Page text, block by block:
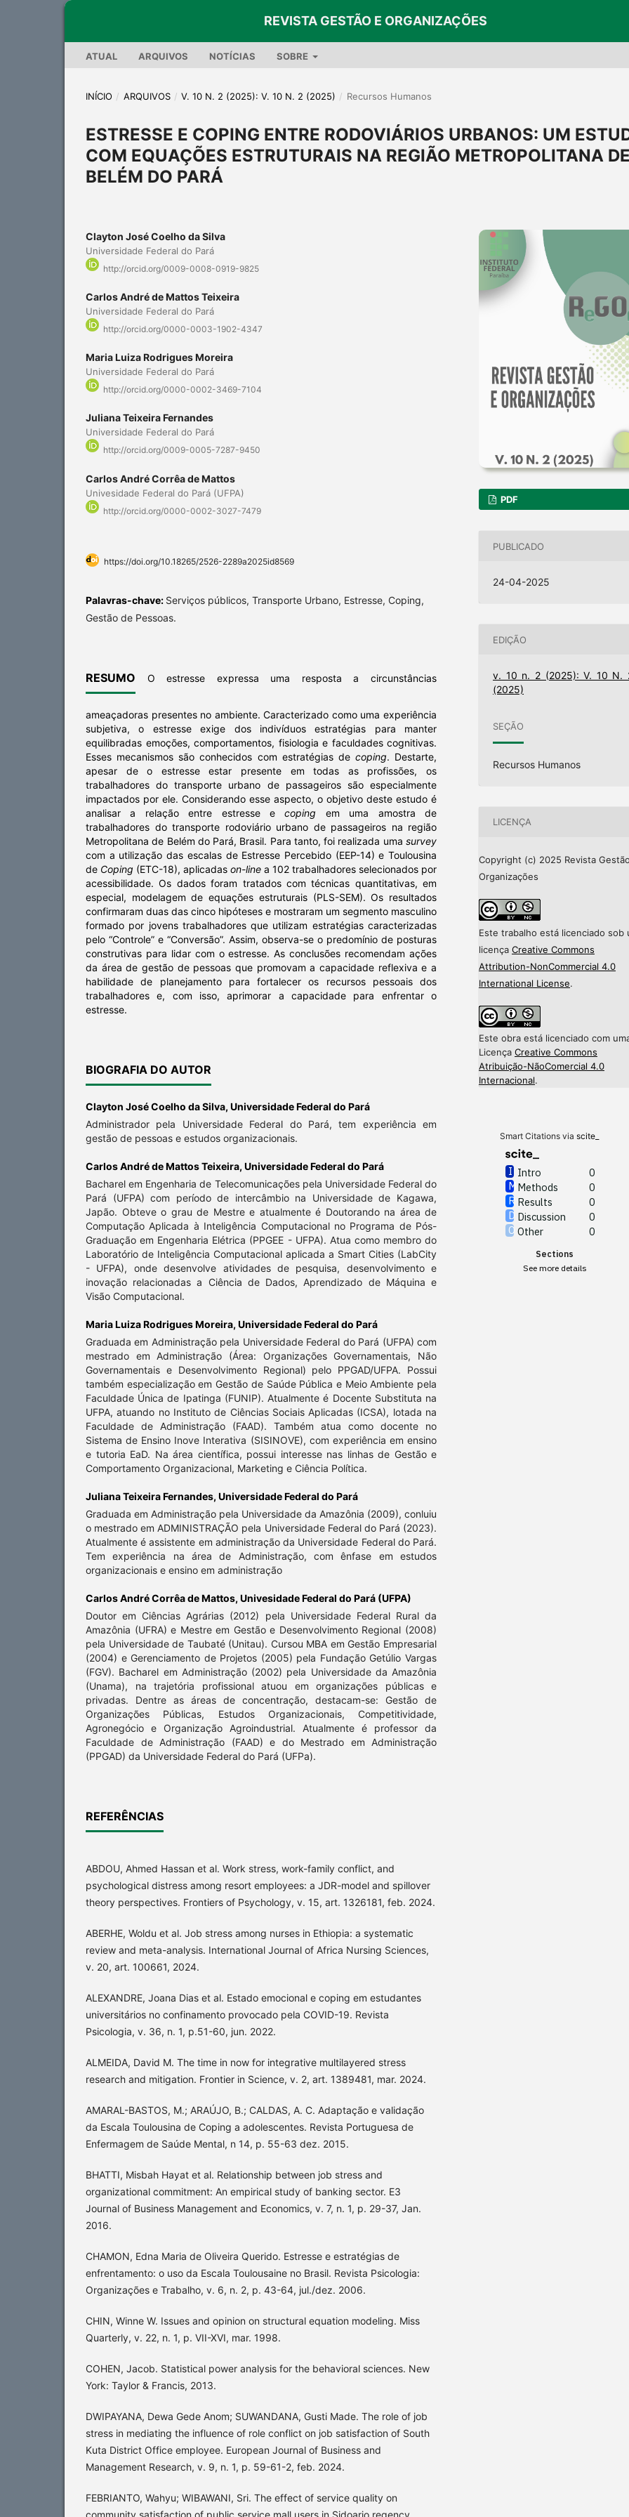
REVISTA GESTÃO E ORGANIZAÇÕES
ATUAL ARQUIVOS NOTÍCIAS SOBRE
INÍCIO / ARQUIVOS / V. 10 N. 2 (2025): V. 10 N. 2 (2025) / Recursos Humanos
ESTRESSE E COPING ENTRE RODOVIÁRIOS URBANOS: UM
COM EQUAÇÕES ESTRUTURAIS NA REGIÃO METROPOLITANA DE
BELÉM DO PARÁ
Clayton José Coelho da Silva
Universidade Federal do Pará
http://orcid.org/0009-0008-0919-9825
Carlos André de Mattos Teixeira
Universidade Federal do Pará
http://orcid.org/0000-0003-1902-4347
Maria Luiza Rodrigues Moreira
Universidade Federal do Pará
http://orcid.org/0000-0002-3469-7104
Juliana Teixeira Fernandes
Universidade Federal do Pará
http://orcid.org/0009-0005-7287-9450
Carlos André Corrêa de Mattos
Univesidade Federal do Pará (UFPA)
http://orcid.org/0000-0002-3027-7479
https://doi.org/10.18265/2526-2289a2025id8569
Palavras-chave: Serviços públicos, Transporte Urbano, Estresse, Coping,
Gestão de Pessoas.
RESUMO O estresse expressa uma resposta a circunstâncias
ameaçadoras presentes no ambiente. Caracterizado como uma experiência
subjetiva, o estresse exige dos indivíduos estratégias para manter
equilibradas emoções, comportamentos, fisiologia e faculdades cognitivas.
Esses mecanismos são conhecidos com estratégias de coping. Destarte,
apesar de o estresse estar presente em todas as profissões, os
trabalhadores do transporte urbano de passageiros são especialmente
impactados por ele. Considerando esse aspecto, o objetivo deste estudo é
analisar a relação entre estresse ecoping em uma amostra de
trabalhadores do transporte rodoviário urbano de passageiros na região
Metropolitana de Belém do Pará, Brasil. Para tanto, foi realizada uma survey
com a utilização das escalas de Estresse Percebido (EEP-14) e Toulousina
de Coping (ETC-18), aplicadas on-line a 102 trabalhadores selecionados por
acessibilidade. Os dados foram tratados com técnicas quantitativas, em
especial, modelagem de equações estruturais (PLS-SEM). Os resultados
confirmaram duas das cinco hipóteses e mostraram um segmento masculino
formado por jovens trabalhadores que utilizam estratégias caracterizadas
pelo “Controle” e “Conversão”. Assim, observa-se o predomínio de posturas
construtivas para lidar com o estresse. As conclusões recomendam ações
da área de gestão de pessoas que promovam a capacidade reflexiva e a
habilidade de planejamento para fortalecer os recursos pessoais dos
trabalhadores e, com isso, aprimorar a capacidade para enfrentar o
estresse.
BIOGRAFIA DO AUTOR
Clayton José Coelho da Silva, Universidade Federal do Pará
Administrador pela Universidade Federal do Pará, tem experiência em
gestão de pessoas e estudos organizacionais.
Carlos André de Mattos Teixeira, Universidade Federal do Pará
Bacharel em Engenharia de Telecomunicações pela Universidade Federal do
Pará (UFPA) com período de intercâmbio na Universidade de Kagawa,
Japão. Obteve o grau de Mestre e atualmente é Doutorando na área de
Computação Aplicada à Inteligência Computacional no Programa de Pós-
Graduação em Engenharia Elétrica (PPGEE - UFPA). Atua como membro do
Laboratório de Inteligência Computacional aplicada a Smart Cities (LabCity
- UFPA), onde desenvolve atividades de pesquisa, desenvolvimento e
inovação relacionadas a Ciência de Dados, Aprendizado de Máquina e
Visão Computacional.
Maria Luiza Rodrigues Moreira, Universidade Federal do Pará
Graduada em Administração pela Universidade Federal do Pará (UFPA) com
mestrado em Administração (Área: Organizações Governamentais, Não
Governamentais e Desenvolvimento Regional) pelo PPGAD/UFPA. Possui
também especialização em Gestão de Saúde Pública e Meio Ambiente pela
Faculdade Única de Ipatinga (FUNIP). Atualmente é Docente Substituta na
UFPA, atuando no Instituto de Ciências Sociais Aplicadas (ICSA), lotada na
Faculdade de Administração (FAAD). Também atua como docente no
Sistema de Ensino Inove Interativa (SISINOVE), com experiência em ensino
e tutoria EaD. Na área científica, possui interesse nas linhas de Gestão e
Comportamento Organizacional, Marketing e Ciência Política.
Juliana Teixeira Fernandes, Universidade Federal do Pará
Graduada em Administração pela Universidade da Amazônia (2009), conluiu
o mestrado em ADMINISTRAÇÃO pela Universidade Federal do Pará (2023).
Atualmente é assistente em administração da Universidade Federal do Pará.
Tem experiência na área de Administração, com ênfase em estudos
organizacionais e ensino em administração
Carlos André Corrêa de Mattos, Univesidade Federal do Pará (UFPA)
Doutor em Ciências Agrárias (2012) pela Universidade Federal Rural da
Amazônia (UFRA) e Mestre em Gestão e Desenvolvimento Regional (2008)
pela Universidade de Taubaté (Unitau). Cursou MBA em Gestão Empresarial
(2004) e Gerenciamento de Projetos (2005) pela Fundação Getúlio Vargas
(FGV). Bacharel em Administração (2002) pela Universidade da Amazônia
(Unama), na trajetória profissional atuou em organizações públicas e
privadas. Dentre as áreas de concentração, destacam-se: Gestão de
Organizações Públicas, Estudos Organizacionais, Competitividade,
Agronegócio e Organização Agroindustrial. Atualmente é professor da
Faculdade de Administração (FAAD) e do Mestrado em Administração
(PPGAD) da Universidade Federal do Pará (UFPa).
REFERÊNCIAS
ABDOU, Ahmed Hassan et al. Work stress, work-family conflict, and
psychological distress among resort employees: a JDR-model and spillover
theory perspectives. Frontiers of Psychology, v. 15, art. 1326181, feb. 2024.
ABERHE, Woldu et al. Job stress among nurses in Ethiopia: a systematic
review and meta-analysis. International Journal of Africa Nursing Sciences,
v. 20, art. 100661, 2024.
ALEXANDRE, Joana Dias et al. Estado emocional e coping em estudantes
universitários no confinamento provocado pela COVID-19. Revista
Psicologia, v. 36, n. 1, p.51-60, jun. 2022.
ALMEIDA, David M. The time in now for integrative multilayered stress
research and mitigation. Frontier in Science, v. 2, art. 1389481, mar. 2024.
AMARAL-BASTOS, M.; ARAÚJO, B.; CALDAS, A. C. Adaptação e validação
da Escala Toulousina de Coping a adolescentes. Revista Portuguesa de
Enfermagem de Saúde Mental, n 14, p. 55-63 dez. 2015.
BHATTI, Misbah Hayat et al. Relationship between job stress and
organizational commitment: An empirical study of banking sector. E3
Journal of Business Management and Economics, v. 7, n. 1, p. 29-37, Jan.
2016.
CHAMON, Edna Maria de Oliveira Querido. Estresse e estratégias de
enfrentamento: o uso da Escala Toulousaine no Brasil. Revista Psicologia:
Organizações e Trabalho, v. 6, n. 2, p. 43-64, jul./dez. 2006.
CHIN, Winne W. Issues and opinion on structural equation modeling. Miss
Quarterly, v. 22, n. 1, p. VII-XVI, mar. 1998.
COHEN, Jacob. Statistical power analysis for the behavioral sciences. New
York: Taylor & Francis, 2013.
DWIPAYANA, Dewa Gede Anom; SUWANDANA, Gusti Made. The role of job
stress in mediating the influence of role conflict on job satisfaction of South
Kuta District Office employee. European Journal of Business and
Management Research, v. 9, n. 1, p. 59-61-2, feb. 2024.
FEBRIANTO, Wahyu; WIBAWANI, Sri. The effect of service quality on
community satisfaction of public service mall users in Sidoarjo regency.
PDF
PUBLICADO
24-04-2025
EDIÇÃO
v. 10 n. 2 (2025): V. 10 N.
(2025)
SEÇÃO
Recursos Humanos
LICENÇA
Copyright (c) 2025 Revista
Organizações
Este trabalho está licenciado sob
licença Creative Commons
Attribution-NonCommercial 4.0
International License.
Este obra está licenciado com
Licença Creative Commons
Atribuição-NãoComercial 4.0
Internacional.
Smart Citations via scite_
Intro
0
Methods
0
Results
0
Discussion
0
Other
0
Sections
See more details